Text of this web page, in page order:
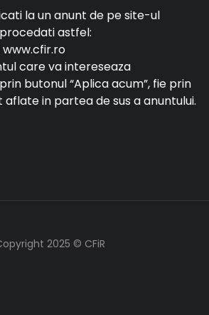
la un anunt de pe site-ul
astfel:
care va intereseaza
butonul “Aplica acum”, fie prin
in partea de sus a anuntului.
2025 © CFiR